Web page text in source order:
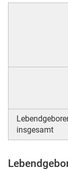
insgesamt